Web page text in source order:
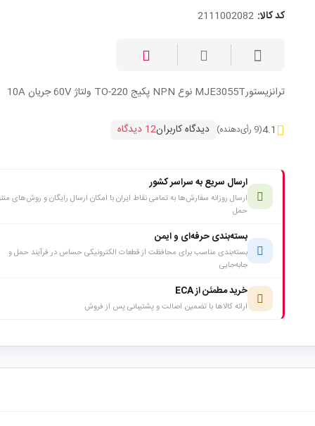
کد کالا: 2111002082
ترانزیستورMJE3055T نوع NPN پکیج TO-220 ولتاژ 60V جریان 10A
4.1(9 رأی‌دهنده) دیدگاه کاربران12 دیدگاه
ارسال سریع به سراسر کشور
ارسال روزانه سفارش‌ها به تمامی نقاط ایران با امکان ارسال رایگان و روش‌های
حمل
بسته‌بندی حرفه‌ای و ایمن
بسته‌بندی مناسب برای محافظت از قطعات الکترونیکی حساس در فرآیند حمل و
جابه‌جایی
خرید مطمئن از ECA
ارائه کالاها با تضمین اصالت و پشتیبانی پس از فروش